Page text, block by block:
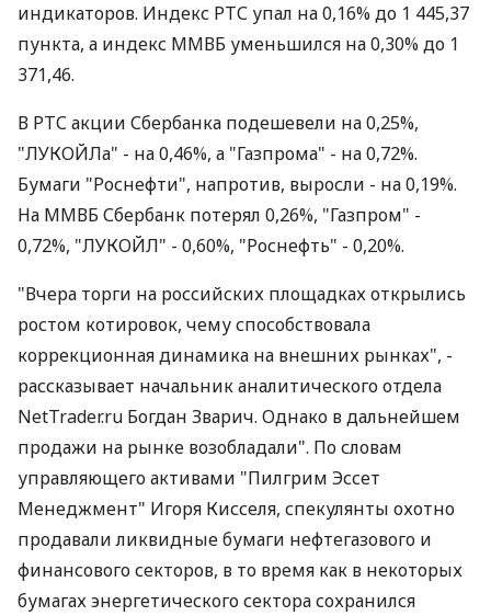
индикаторов. Индекс РТС упал на 0,16% до 1 445,37
пункта, а индекс ММВБ уменьшился на 0,30% до 1
371,46.
В РТС акции Сбербанка подешевели на 0,25%,
"ЛУКОЙЛа" - на 0,46%, а "Газпрома" - на 0,72%.
Бумаги "Роснефти", напротив, выросли - на 0,19%.
На ММВБ Сбербанк потерял 0,26%, "Газпром" -
0,72%, "ЛУКОЙЛ" - 0,60%, "Роснефть" - 0,20%.
"Вчера торги на российских площадках открылись
ростом котировок, чему способствовала
коррекционная динамика на внешних рынках", -
рассказывает начальник аналитического отдела
NetTrader.ru Богдан Зварич. Однако в дальнейшем
продажи на рынке возобладали". По словам
управляющего активами "Пилгрим Эссет
Менеджмент" Игоря Кисселя, спекулянты охотно
продавали ликвидные бумаги нефтегазового и
финансового секторов, в то время как в некоторых
бумагах энергетического сектора сохранился